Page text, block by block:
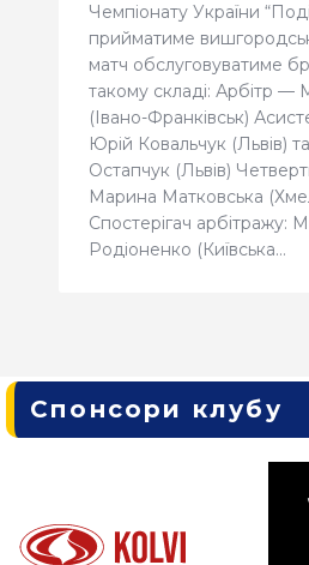
Чемпіонату України
прийматиме
матч обслуговуватиме
такому складі: Арбітр
(Івано-Франківськ)
Юрій Ковальчук (Львів)
Остапчук (Львів)
Марина Матковська
Спостерігач арбітражу:
Родіоненко (Київська…
Спонсори клубу